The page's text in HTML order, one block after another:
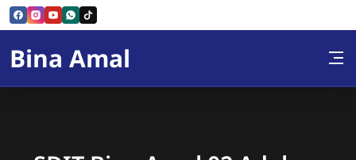
Skip to Content
Bina Amal